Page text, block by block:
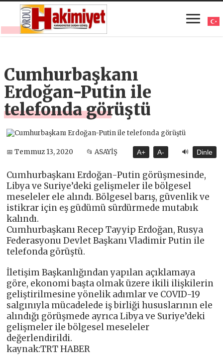
Cumhurbaşkanı
Erdoğan-Putin ile
telefonda görüştü
📅 Temmuz 13, 2020 📂 ASAYİŞ A+ A- 🔊 Dinle
Cumhurbaşkanı Erdoğan-Putin görüşmesinde,
Libya ve Suriye’deki gelişmeler ile bölgesel
meseleler ele alındı. Bölgesel barış, güvenlik ve
istikrar için eş güdümü sürdürmede mutabık
kalındı.
Cumhurbaşkanı Recep Tayyip Erdoğan, Rusya
Federasyonu Devlet Başkanı Vladimir Putin ile
telefonda görüştü.
İletişim Başkanlığından yapılan açıklamaya
göre, ekonomi başta olmak üzere ikili ilişkilerin
geliştirilmesine yönelik adımlar ve COVID-19
salgınıyla mücadelede iş birliği hususlarının ele
alındığı görüşmede ayrıca Libya ve Suriye’deki
gelişmeler ile bölgesel meseleler
değerlendirildi.
kaynak:TRT HABER